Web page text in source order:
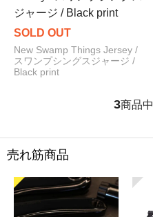
ジャージ / Black print
SOLD OUT
New Swamp Things Jersey /
スワンプシングスジャージ /
Black print
3商品中
売れ筋商品